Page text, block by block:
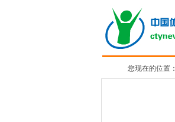
您现在的位置：